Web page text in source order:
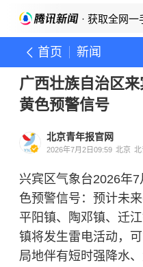
· 获取全网一
首页 新闻
广西壮族自治区
黄色预警信号
北京青年报官网
2026年7月2日09:59 北京 北
兴宾区气象台2026年
色预警信号：预计未
平阳镇、陶邓镇、迁
镇将发生雷电活动，
局地伴有短时强降水